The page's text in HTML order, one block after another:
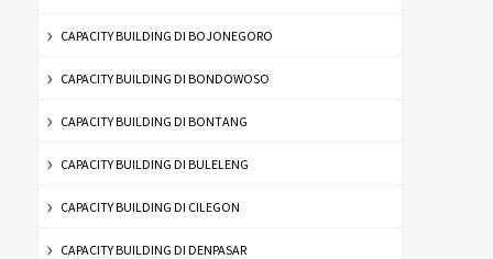
CAPACITY BUILDING DI BOJONEGORO
CAPACITY BUILDING DI BONDOWOSO
CAPACITY BUILDING DI BONTANG
CAPACITY BUILDING DI BULELENG
CAPACITY BUILDING DI CILEGON
CAPACITY BUILDING DI DENPASAR